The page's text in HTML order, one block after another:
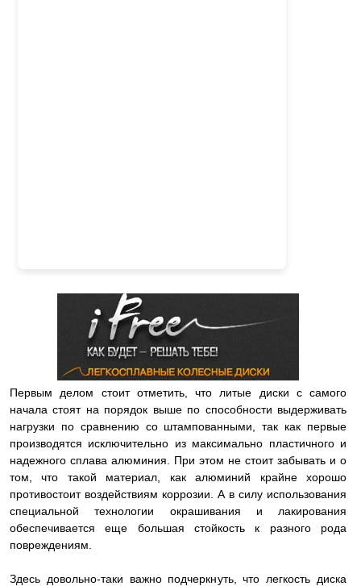
Первым делом стоит отметить, что литые диски с самого
начала стоят на порядок выше по способности выдерживать
нагрузки по сравнению со штампованными, так как первые
производятся исключительно из максимально пластичного и
надежного сплава алюминия. При этом не стоит забывать и о
том, что такой материал, как алюминий крайне хорошо
противостоит воздействиям коррозии. А в силу использования
специальной технологии окрашивания и лакирования
обеспечивается еще большая стойкость к разного рода
повреждениям.
Здесь довольно-таки важно подчеркнуть, что легкость диска